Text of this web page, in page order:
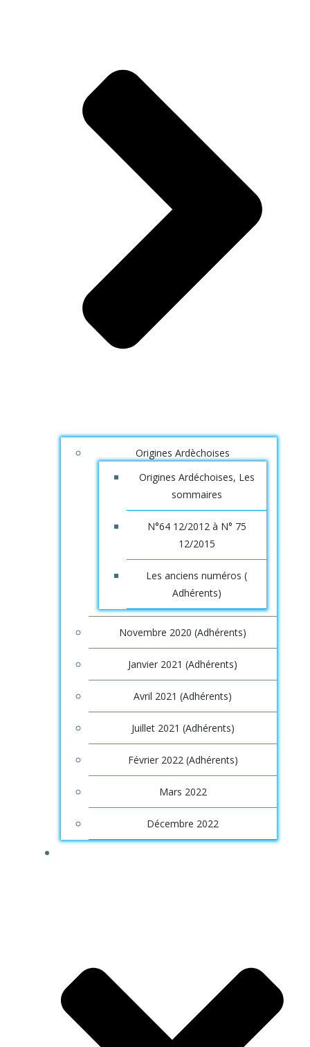
Origines Ardèchoises
Origines Ardéchoises, Les
sommaires
N°64 12/2012 à N° 75
12/2015
Les anciens numéros (
Adhérents)
Novembre 2020 (Adhérents)
Janvier 2021 (Adhérents)
Avril 2021 (Adhérents)
Juillet 2021 (Adhérents)
Février 2022 (Adhérents)
Mars 2022
Décembre 2022